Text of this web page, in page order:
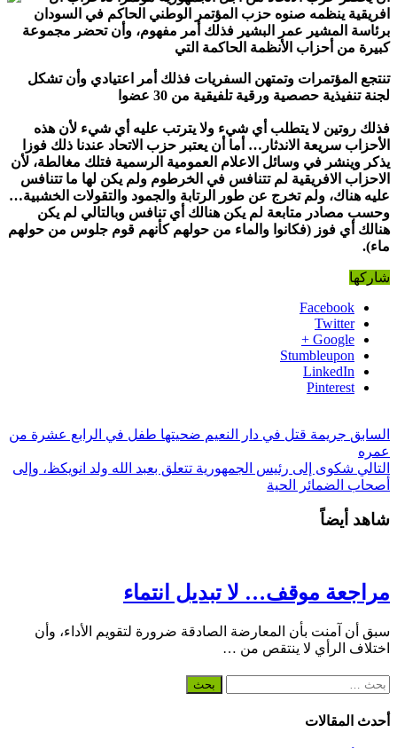
افريقية ينظمه صنوه حزب المؤتمر الوطني الحاكم في السودان
برئاسة المشير عمر البشير فذلك أمر مفهوم، وأن تحضر مجموعة
كبيرة من أحزاب الأنظمة الحاكمة التي
تنتجع المؤتمرات وتمتهن السفريات فذلك أمر اعتيادي وأن تشكل
لجنة تنفيذية حصصية ورقية تلفيقية من 30 عضوا
فذلك روتين لا يتطلب أي شيء ولا يترتب عليه أي شيء لأن هذه
الأحزاب سريعة الاندثار… أما أن يعتبر حزب الاتحاد عندنا ذلك فوزا
يذكر وينشر في وسائل الاعلام العمومية الرسمية فتلك مغالطة، لأن
الاحزاب الافريقية لم تتنافس في الخرطوم ولم يكن لها ما تتنافس
عليه هناك، ولم تخرج عن طور الرتابة والجمود والتقولات الخشبية…
وحسب مصادر متابعة لم يكن هنالك أي تنافس وبالتالي لم يكن
هنالك أي فوز (فكانوا والماء من حولهم كأنهم قوم جلوس من حولهم
ماء).
شاركها
Facebook
Twitter
Google +
Stumbleupon
LinkedIn
Pinterest
السابق جريمة قتل في دار النعيم ضحيتها طفل في الرابع عشرة من
عمره
التالي شكوى إلى رئيس الجمهورية تتعلق بعبد الله ولد انويكظ، وإلى
أصحاب الضمائر الحية
شاهد أيضاً
مراجعة موقف… لا تبديل انتماء
سبق أن آمنت بأن المعارضة الصادقة ضرورة لتقويم الأداء، وأن
اختلاف الرأي لا ينتقص من …
البحث
أحدث المقالات